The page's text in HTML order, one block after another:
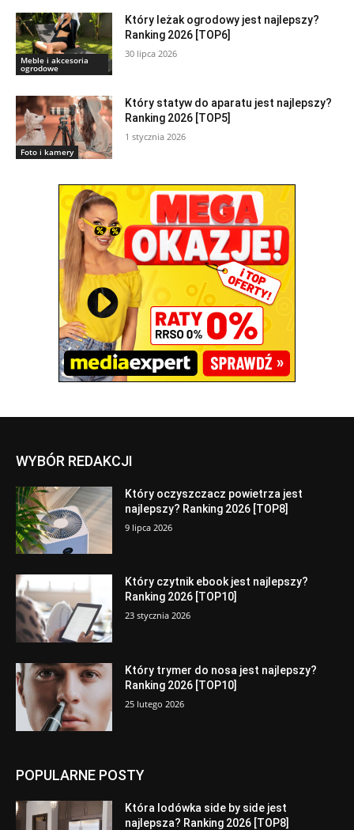
Meble i akcesoria
ogrodowe
Który leżak ogrodowy jest najlepszy?
Ranking 2026 [TOP6]
30 lipca 2026
Foto i kamery
Który statyw do aparatu jest najlepszy?
Ranking 2026 [TOP5]
1 stycznia 2026
WYBÓR REDAKCJI
Który oczyszczacz powietrza jest
najlepszy? Ranking 2026 [TOP8]
9 lipca 2026
Który czytnik ebook jest najlepszy?
Ranking 2026 [TOP10]
23 stycznia 2026
Który trymer do nosa jest najlepszy?
Ranking 2026 [TOP10]
25 lutego 2026
POPULARNE POSTY
Która lodówka side by side jest
najlepsza? Ranking 2026 [TOP8]